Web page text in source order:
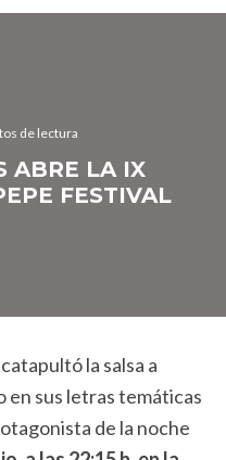
de lectura
ABRE LA IX
FESTIVAL
la salsa a
en sus letras temáticas
de la noche